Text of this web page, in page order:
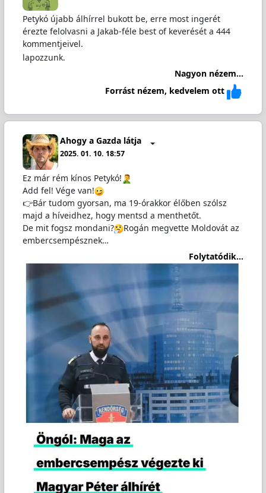
Petykó újabb álhírrel bukott be, erre most ingerét
érezte felolvasni a Jakab-féle best of keverését a 444
kommentjeivel.
lapozzunk.
Nagyon nézem...
Forrást nézem, kedvelem ott
Ahogy a Gazda látja
2025. 01. 10. 18:57
Ez már rém kínos Petykó!
Add fel! Vége van!
👉Bár tudom gyorsan, ma 19-órakkor élőben szólsz
majd a híveidhez, hogy mentsd a menthetőt.
De mit fogsz mondani?
Rogán megvette Moldovát az
embercsempésznek…
Folytatódik...